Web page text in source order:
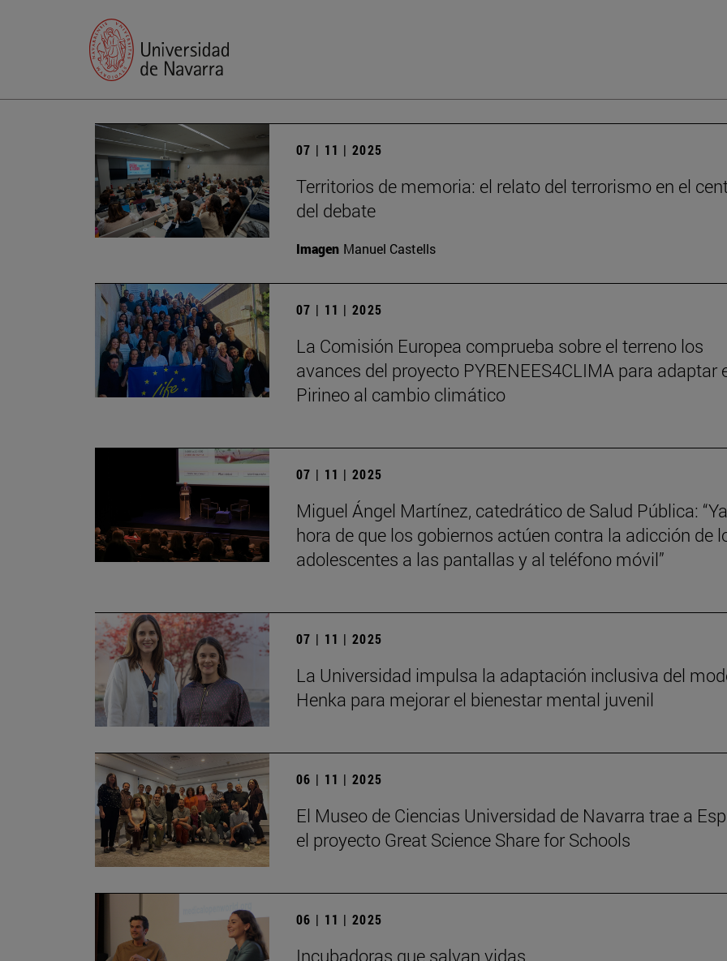
07 | 11 | 2025
Territorios de memoria: el relato del terrorismo en el
del debate
Imagen Manuel Castells
07 | 11 | 2025
La Comisión Europea comprueba sobre el terreno los
avances del proyecto PYRENEES4CLIMA para adaptar
Pirineo al cambio climático
07 | 11 | 2025
Miguel Ángel Martínez, catedrático de Salud Pública:
hora de que los gobiernos actúen contra la adicción de
adolescentes a las pantallas y al teléfono móvil”
07 | 11 | 2025
La Universidad impulsa la adaptación inclusiva del
Henka para mejorar el bienestar mental juvenil
06 | 11 | 2025
El Museo de Ciencias Universidad de Navarra trae a
el proyecto Great Science Share for Schools
06 | 11 | 2025
Incubadoras que salvan vidas